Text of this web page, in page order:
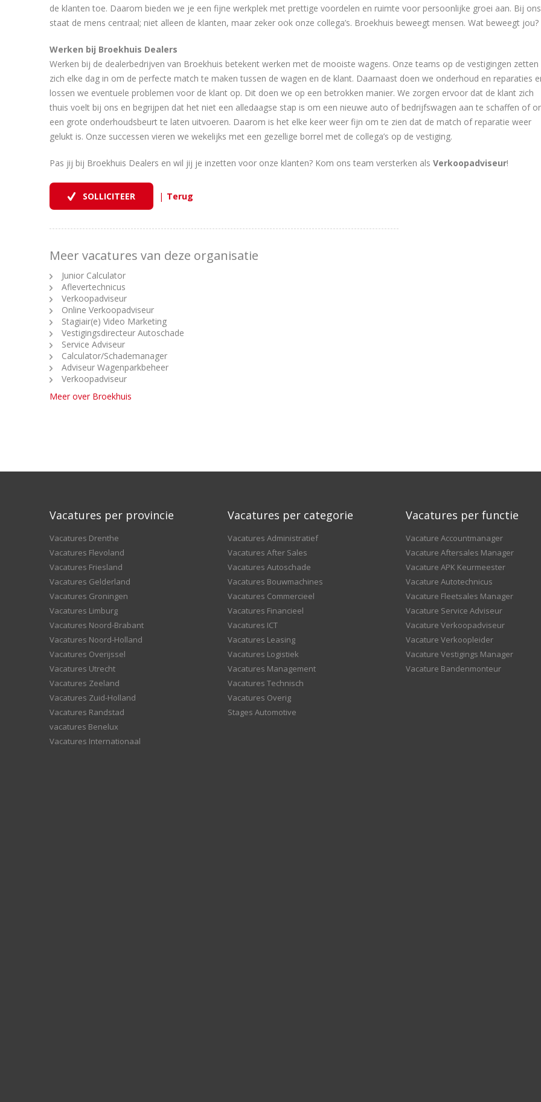
de klanten toe. Daarom bieden we je een fijne werkplek met prettige voordelen en ruimte voor persoonlijke groei aan. Bij ons
staat de mens centraal; niet alleen de klanten, maar zeker ook onze collega’s. Broekhuis beweegt mensen. Wat beweegt jou?
Werken bij Broekhuis Dealers
Werken bij de dealerbedrijven van Broekhuis betekent werken met de mooiste wagens. Onze teams op de vestigingen zetten
zich elke dag in om de perfecte match te maken tussen de wagen en de klant. Daarnaast doen we onderhoud en reparaties
lossen we eventuele problemen voor de klant op. Dit doen we op een betrokken manier. We zorgen ervoor dat de klant zich
thuis voelt bij ons en begrijpen dat het niet een alledaagse stap is om een nieuwe auto of bedrijfswagen aan te schaffen of
een grote onderhoudsbeurt te laten uitvoeren. Daarom is het elke keer weer fijn om te zien dat de match of reparatie weer
gelukt is. Onze successen vieren we wekelijks met een gezellige borrel met de collega’s op de vestiging.
Pas jij bij Broekhuis Dealers en wil jij je inzetten voor onze klanten? Kom ons team versterken als Verkoopadviseur!
|
Meer vacatures van deze organisatie
Junior Calculator
Aflevertechnicus
Verkoopadviseur
Online Verkoopadviseur
Stagiair(e) Video Marketing
Vestigingsdirecteur Autoschade
Service Adviseur
Calculator/Schademanager
Adviseur Wagenparkbeheer
Verkoopadviseur
Meer over Broekhuis
Vacatures per provincie
Vacatures Drenthe
Vacatures Flevoland
Vacatures Friesland
Vacatures Gelderland
Vacatures Groningen
Vacatures Limburg
Vacatures Noord-Brabant
Vacatures Noord-Holland
Vacatures Overijssel
Vacatures Utrecht
Vacatures Zeeland
Vacatures Zuid-Holland
Vacatures Randstad
vacatures Benelux
Vacatures Internationaal
Vacatures per categorie
Vacatures Administratief
Vacatures After Sales
Vacatures Autoschade
Vacatures Bouwmachines
Vacatures Commercieel
Vacatures Financieel
Vacatures ICT
Vacatures Leasing
Vacatures Logistiek
Vacatures Management
Vacatures Technisch
Vacatures Overig
Stages Automotive
Vacatures per functie
Vacature Accountmanager
Vacature Aftersales Manager
Vacature APK Keurmeester
Vacature Autotechnicus
Vacature Fleetsales Manager
Vacature Service Adviseur
Vacature Verkoopadviseur
Vacature Verkoopleider
Vacature Vestigings Manager
Vacature Bandenmonteur